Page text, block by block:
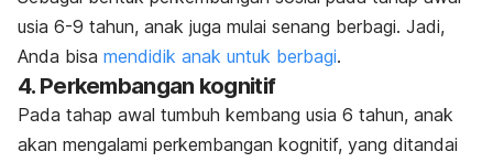
usia 6-9 tahun, anak juga mulai senang berbagi. Jadi,
Anda bisa mendidik anak untuk berbagi.
4. Perkembangan kognitif
Pada tahap awal tumbuh kembang usia 6 tahun, anak
akan mengalami perkembangan kognitif, yang ditandai